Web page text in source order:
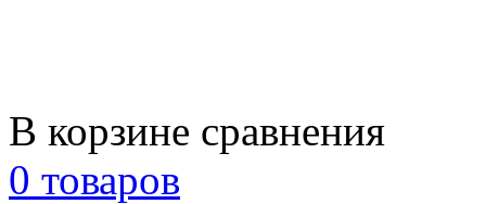
В корзине сравнения
0 товаров